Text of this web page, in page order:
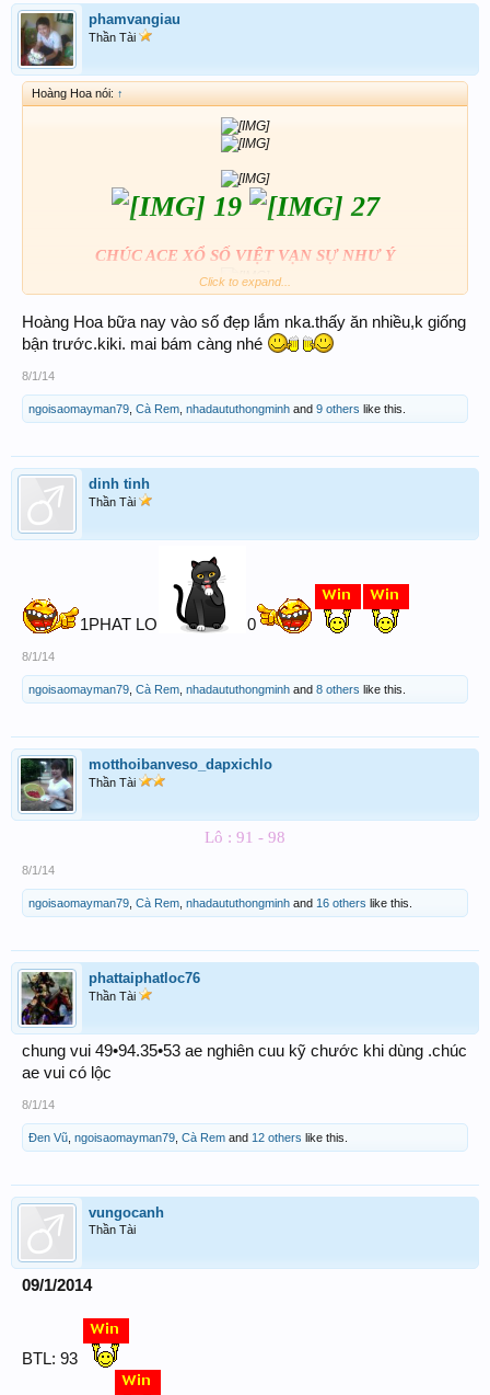
phamvangiau
Thần Tài
Hoàng Hoa nói: ↑
19 27
CHÚC ACE XỔ SỐ VIỆT VẠN SỰ NHƯ Ý
Click to expand...
Hoàng Hoa bữa nay vào số đẹp lắm nka.thấy ăn nhiều,k giống
bận trước.kiki. mai bám càng nhé
8/1/14
ngoisaomayman79 Cà Rem nhadaututhongminh and 9 others like this.
dinh tinh
Thần Tài
1PHAT LO 0
8/1/14
ngoisaomayman79 Cà Rem nhadaututhongminh and 8 others like this.
motthoibanveso_dapxichlo
Thần Tài
Lô : 91 - 98
8/1/14
ngoisaomayman79 Cà Rem nhadaututhongminh and 16 others like this.
phattaiphatloc76
Thần Tài
chung vui 49•94.35•53 ae nghiên cuu kỹ chước khi dùng .chúc
ae vui có lộc
8/1/14
Đen Vũ ngoisaomayman79 Cà Rem and 12 others like this.
vungocanh
Thần Tài
09/1/2014
BTL: 93